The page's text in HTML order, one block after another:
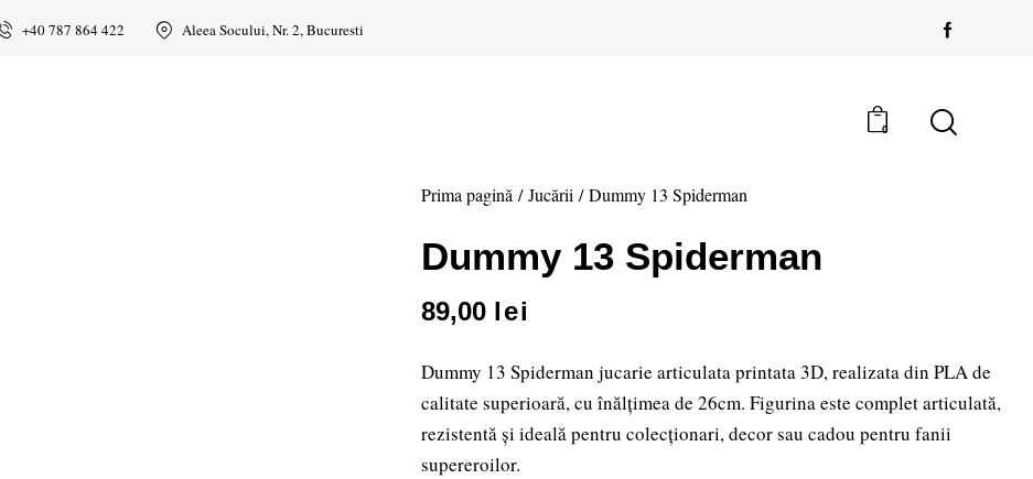
+40 787 864 422 Aleea Socului, Nr. 2, Bucuresti
0
Prima pagină Jucării Dummy 13 Spiderman
Dummy 13 Spiderman
89,00 lei
Dummy 13 Spiderman jucarie articulata printata 3D, realizata din PLA de
calitate superioară, cu înălțimea de 26cm. Figurina este complet articulată,
rezistentă și ideală pentru colecționari, decor sau cadou pentru fanii
supereroilor.